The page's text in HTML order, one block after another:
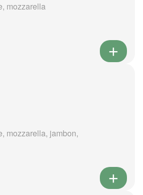
mozzarella
mozzarella, jambon,